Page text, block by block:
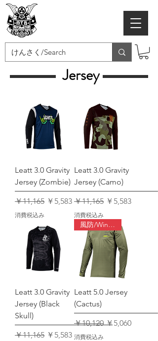
Leatt 3.0 Gravity
Jersey (Zombie)
通常価格
￥11,165 セール価格
￥5,583
消費税込み
Leatt 3.0 Gravity
Jersey (Camo)
通常価格
￥11,165 セール価格
￥5,583
消費税込み
Leatt 3.0 Gravity
Jersey (Black
Skull)
通常価格
￥11,165 セール価格
￥5,583
風防/Windblock
Leatt 5.0 Jersey
(Cactus)
通常価格
￥10,120セール価格
￥5,060
消費税込み
Jersey